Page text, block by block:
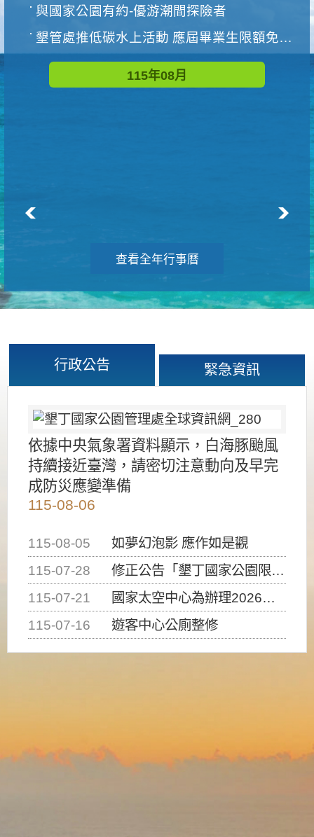
與國家公園有約-優游潮間探險者
墾管處推低碳水上活動 應屆畢業生限額免費參加
115年08月
查看全年行事曆
行政公告 緊急資訊
依據中央氣象署資料顯示，白海豚颱風
持續接近臺灣，請密切注意動向及早完
成防災應變準備
115-08-06
115-08-05
如夢幻泡影 應作如是觀
115-07-28
修正公告「墾丁國家公園限制水域遊憩活動之種類、範圍、時間及行為」，自即日生效。
115-07-21
國家太空中心為辦理2026台灣盃火箭競賽，陸、海、空域警戒及協調相關事宜，因颱風備案事宜
115-07-16
遊客中心公廁整修